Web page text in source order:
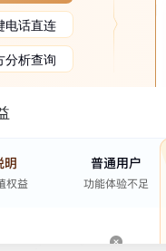
电话直连
分析查询